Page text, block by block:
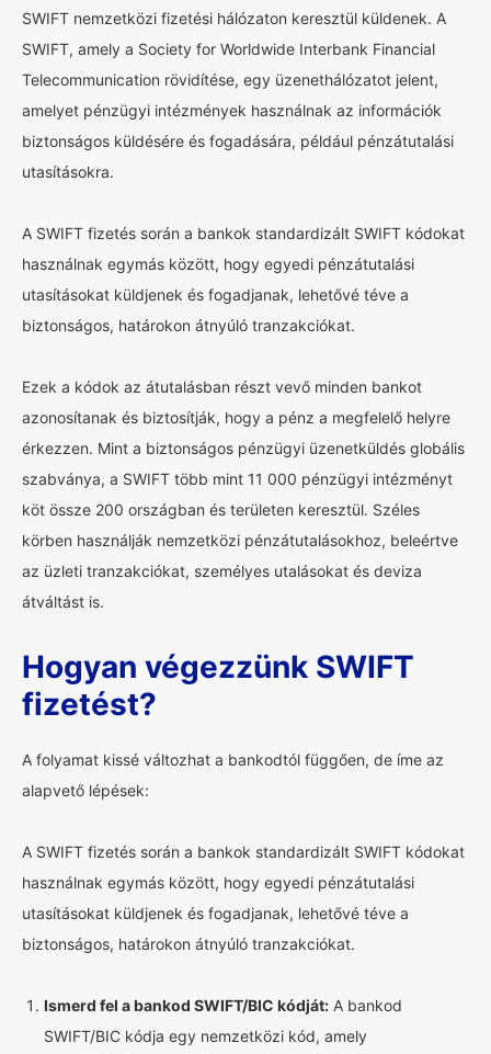
SWIFT nemzetközi fizetési hálózaton keresztül küldenek. A
SWIFT, amely a Society for Worldwide Interbank Financial
Telecommunication rövidítése, egy üzenethálózatot jelent,
amelyet pénzügyi intézmények használnak az információk
biztonságos küldésére és fogadására, például pénzátutalási
utasításokra.
A SWIFT fizetés során a bankok standardizált SWIFT kódokat
használnak egymás között, hogy egyedi pénzátutalási
utasításokat küldjenek és fogadjanak, lehetővé téve a
biztonságos, határokon átnyúló tranzakciókat.
Ezek a kódok az átutalásban részt vevő minden bankot
azonosítanak és biztosítják, hogy a pénz a megfelelő helyre
érkezzen. Mint a biztonságos pénzügyi üzenetküldés globális
szabványa, a SWIFT több mint 11 000 pénzügyi intézményt
köt össze 200 országban és területen keresztül. Széles
körben használják nemzetközi pénzátutalásokhoz, beleértve
az üzleti tranzakciókat, személyes utalásokat és deviza
átváltást is.
Hogyan végezzünk SWIFT
fizetést?
A folyamat kissé változhat a bankodtól függően, de íme az
alapvető lépések:
A SWIFT fizetés során a bankok standardizált SWIFT kódokat
használnak egymás között, hogy egyedi pénzátutalási
utasításokat küldjenek és fogadjanak, lehetővé téve a
biztonságos, határokon átnyúló tranzakciókat.
Ismerd fel a bankod SWIFT/BIC kódját: A bankod
SWIFT/BIC kódja egy nemzetközi kód, amely